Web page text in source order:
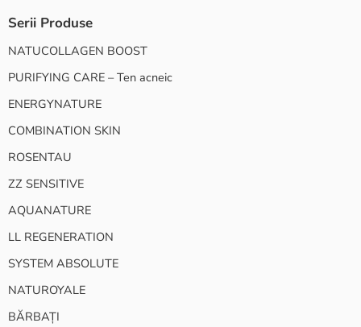
Serii Produse
NATUCOLLAGEN BOOST
PURIFYING CARE – Ten acneic
ENERGYNATURE
COMBINATION SKIN
ROSENTAU
ZZ SENSITIVE
AQUANATURE
LL REGENERATION
SYSTEM ABSOLUTE
NATUROYALE
BĂRBAȚI